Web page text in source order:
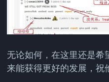
无论如何，在这里还是
来能获得更好的发展，祝